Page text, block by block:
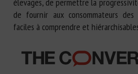
de fournir aux consommateurs
faciles à comprendre et